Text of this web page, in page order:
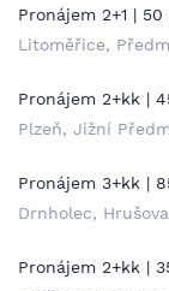
Pronájem 2+1 | 50
Litoměřice,
Pronájem 2+kk |
Plzeň, Jižní
Pronájem 3+kk |
Drnholec,
Pronájem 2+kk |